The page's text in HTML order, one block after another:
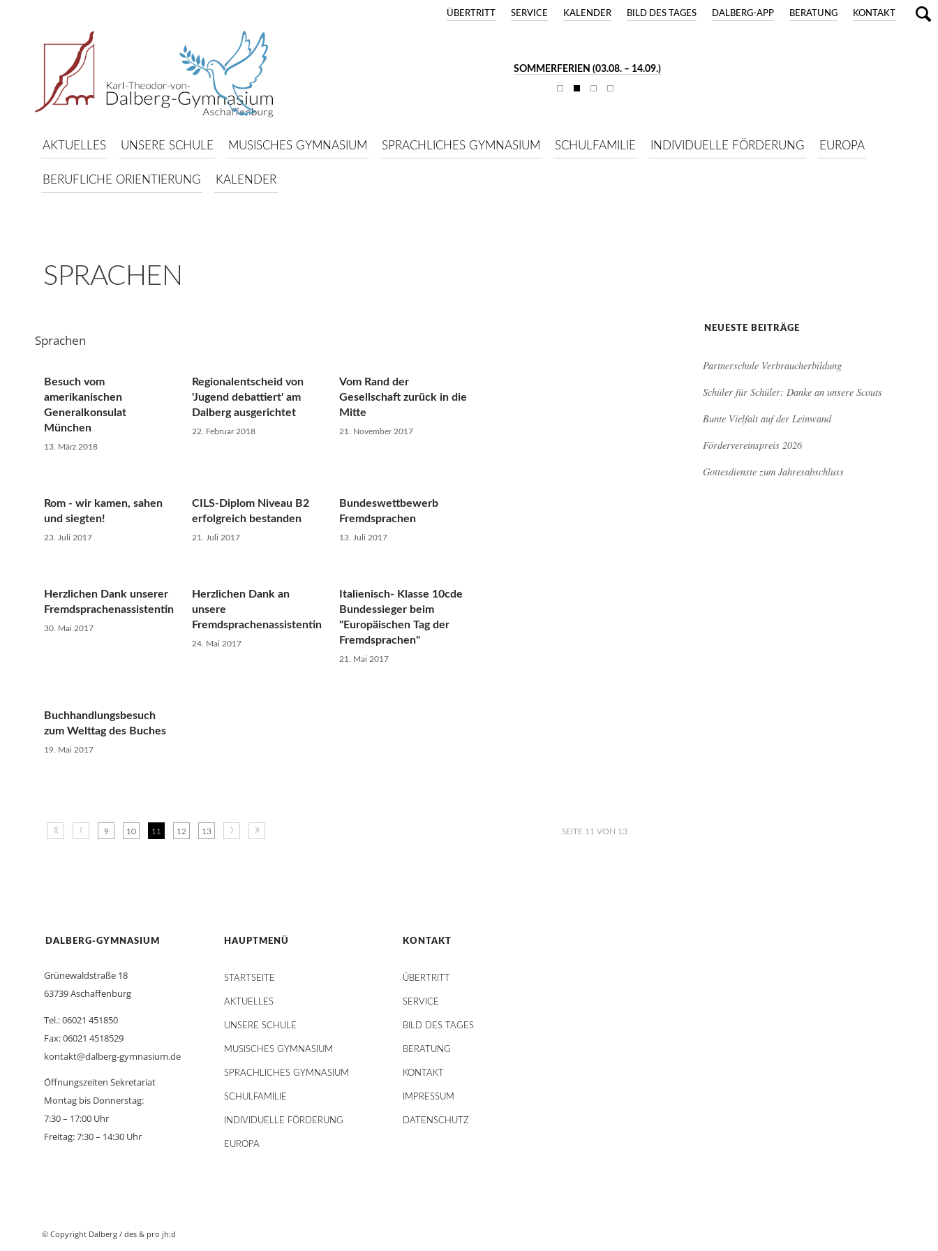
KONTAKT
BERATUNG
DALBERG-APP
BILD DES TAGES
KALENDER
SERVICE
ÜBERTRITT
SOMMERFERIEN (03.08. – 14.09.)
AKTUELLES UNSERE SCHULE MUSISCHES GYMNASIUM SPRACHLICHES GYMNASIUM SCHULFAMILIE INDIVIDUELLE FÖRDERUNG EUROPA
BERUFLICHE ORIENTIERUNG KALENDER
SPRACHEN
Sprachen
Besuch vom
amerikanischen
Generalkonsulat
München
13. März 2018
Regionalentscheid von
'Jugend debattiert' am
Dalberg ausgerichtet
22. Februar 2018
Vom Rand der
Gesellschaft zurück in die
Mitte
21. November 2017
Rom - wir kamen, sahen
und siegten!
23. Juli 2017
CILS-Diplom Niveau B2
erfolgreich bestanden
21. Juli 2017
Bundeswettbewerb
Fremdsprachen
13. Juli 2017
Herzlichen Dank unserer
Fremdsprachenassistentin
30. Mai 2017
Herzlichen Dank an
unsere
Fremdsprachenassistentin
24. Mai 2017
Italienisch- Klasse 10cde
Bundessieger beim
"Europäischen Tag der
Fremdsprachen"
21. Mai 2017
Buchhandlungsbesuch
zum Welttag des Buches
19. Mai 2017
SEITE 11 VON 13
« ‹ 9 10 11 12 13 › »
NEUESTE BEITRÄGE
Partnerschule Verbraucherbildung
Schüler für Schüler: Danke an unsere Scouts
Bunte Vielfalt auf der Leinwand
Fördervereinspreis 2026
Gottesdienste zum Jahresabschluss
DALBERG-GYMNASIUM
Grünewaldstraße 18
63739 Aschaffenburg
Tel.: 06021 451850
Fax: 06021 4518529
kontakt@dalberg-gymnasium.de
Öffnungszeiten Sekretariat
Montag bis Donnerstag:
7:30 – 17:00 Uhr
Freitag: 7:30 – 14:30 Uhr
HAUPTMENÜ
STARTSEITE
AKTUELLES
UNSERE SCHULE
MUSISCHES GYMNASIUM
SPRACHLICHES GYMNASIUM
SCHULFAMILIE
INDIVIDUELLE FÖRDERUNG
EUROPA
KONTAKT
ÜBERTRITT
SERVICE
BILD DES TAGES
BERATUNG
KONTAKT
IMPRESSUM
DATENSCHUTZ
© Copyright Dalberg / des & pro jh:d